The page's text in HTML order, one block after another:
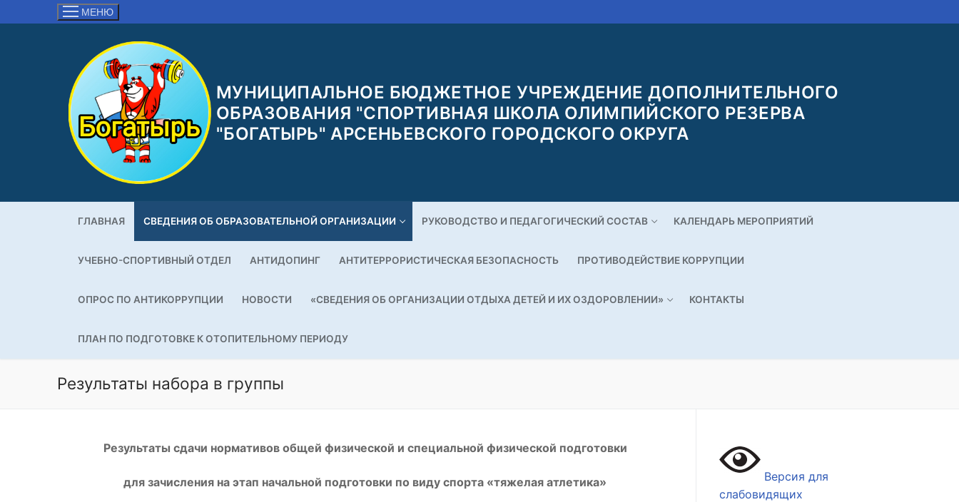
к
МЕНЮ
МУНИЦИПАЛЬНОЕ БЮДЖЕТНОЕ УЧРЕЖДЕНИЕ ДОПОЛНИТЕЛЬНОГО
ОБРАЗОВАНИЯ "СПОРТИВНАЯ ШКОЛА ОЛИМПИЙСКОГО РЕЗЕРВА
"БОГАТЫРЬ" АРСЕНЬЕВСКОГО ГОРОДСКОГО ОКРУГА
ГЛАВНАЯ СВЕДЕНИЯ ОБ ОБРАЗОВАТЕЛЬНОЙ ОРГАНИЗАЦИИ РУКОВОДСТВО И ПЕДАГОГИЧЕСКИЙ СОСТАВ КАЛЕНДАРЬ МЕРОПРИЯТИЙ
УЧЕБНО-СПОРТИВНЫЙ ОТДЕЛ АНТИДОПИНГ АНТИТЕРРОРИСТИЧЕСКАЯ БЕЗОПАСНОСТЬ ПРОТИВОДЕЙСТВИЕ КОРРУПЦИИ
ОПРОС ПО АНТИКОРРУПЦИИ НОВОСТИ «СВЕДЕНИЯ ОБ ОРГАНИЗАЦИИ ОТДЫХА ДЕТЕЙ И ИХ ОЗДОРОВЛЕНИИ» КОНТАКТЫ
ПЛАН ПО ПОДГОТОВКЕ К ОТОПИТЕЛЬНОМУ ПЕРИОДУ
Результаты набора в группы
Результаты сдачи нормативов общей физической и специальной физической подготовки
для зачисления на этап начальной подготовки по виду спорта «тяжелая атлетика»
Версия для
слабовидящих